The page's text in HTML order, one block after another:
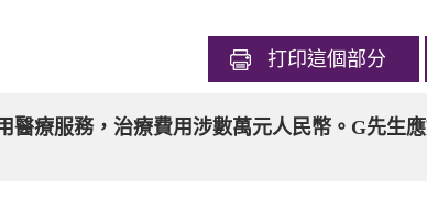
打印這個部分
醫療服務，治療費用涉數萬元人民幣。G先生